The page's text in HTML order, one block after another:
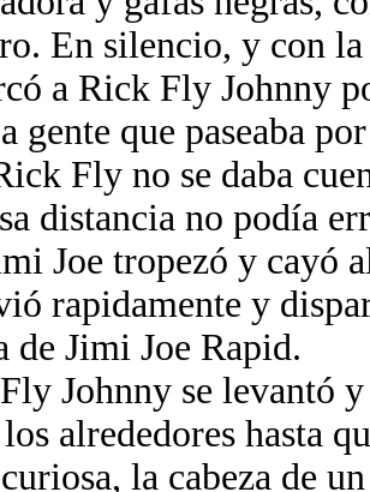
En silencio, y con
a Rick Fly Johnny
gente que paseaba
Fly no se daba
distancia no podía
Joe tropezó y
rapidamente y
de Jimi Joe Rapid.
se levantó y
alrededores hasta
la cabeza de